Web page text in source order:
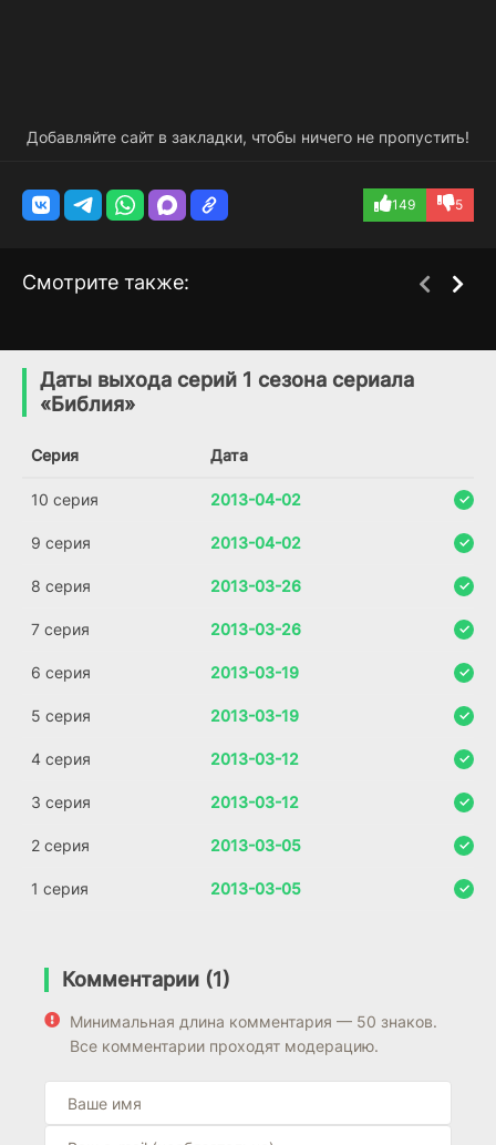
Добавляйте сайт в закладки, чтобы ничего не пропустить!
149 5
Смотрите также:
8.0
Даты выхода серий 1 сезона сериала
«Библия»
Серия Дата
10 серия 2013-04-02
9 серия 2013-04-02
8 серия 2013-03-26
7 серия 2013-03-26
6 серия 2013-03-19
5 серия 2013-03-19
4 серия 2013-03-12
3 серия 2013-03-12
2 серия 2013-03-05
1 серия 2013-03-05
Комментарии (1)
Минимальная длина комментария — 50 знаков.
Все комментарии проходят модерацию.